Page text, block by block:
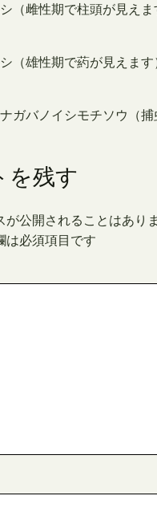
（雌性期で柱頭が見えま
（雄性期で葯が見えます
ガバノイシモチソウ（捕
を残す
が公開されることはありま
は必須項目です